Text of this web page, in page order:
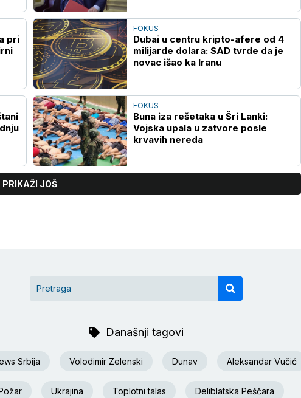
pri
FOKUS
Dubai u centru kripto-afere od 4
milijarde dolara: SAD tvrde da je
novac išao ka Iranu
FOKUS
Buna iza rešetaka u Šri Lanki:
Vojska upala u zatvore posle
krvavih nereda
PRIKAŽI JOŠ
Današnji tagovi
Srbija Volodimir Zelenski Dunav Aleksandar Vučić
Ukrajina Toplotni talas Deliblatska Peščara